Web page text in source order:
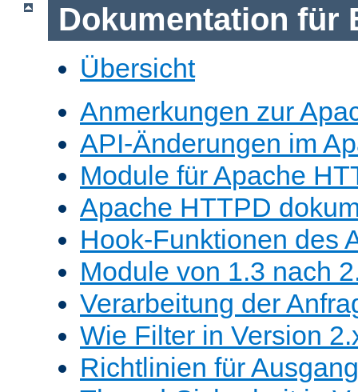
Dokumentation für
Übersicht
Anmerkungen zur
API-Änderungen im
Module für Apache
Apache HTTPD
Hook-Funktionen des
Module von 1.3 nach
Verarbeitung der
Wie Filter in Version
Richtlinien für